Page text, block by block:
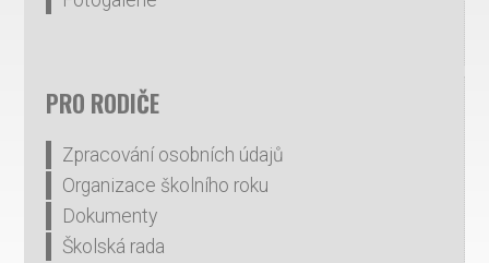
PRO RODIČE
Zpracování osobních údajů
Organizace školního roku
Dokumenty
Školská rada